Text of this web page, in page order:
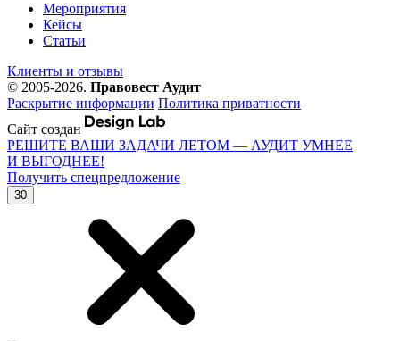
Мероприятия
Кейсы
Статьи
Клиенты и отзывы
© 2005-2026. Правовест Аудит
Раскрытие информации Политика приватности
Сайт создан
РЕШИТЕ ВАШИ ЗАДАЧИ ЛЕТОМ — АУДИТ УМНЕЕ
И ВЫГОДНЕЕ!
Получить спецпредложение
30